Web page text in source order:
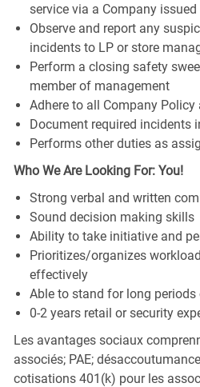
service via a Company
Observe and report any
incidents to LP or store
Perform a closing safety
member of management
Adhere to all Company Policy
Document required incidents
Performs other duties as
Who We Are Looking For: You!
Strong verbal and written
Sound decision making skills
Ability to take initiative and
Prioritizes/organizes
effectively
Able to stand for long
0-2 years retail or security
Les avantages sociaux
associés; PAE;
cotisations 401(k) pour les